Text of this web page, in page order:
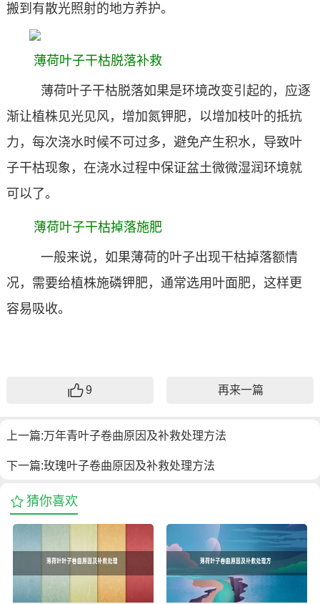
搬到有散光照射的地方养护。
薄荷叶子干枯脱落补救
薄荷叶子干枯脱落如果是环境改变引起的，应逐
渐让植株见光见风，增加氮钾肥，以增加枝叶的抵抗
力，每次浇水时候不可过多，避免产生积水，导致叶
子干枯现象，在浇水过程中保证盆土微微湿润环境就
可以了。
薄荷叶子干枯掉落施肥
一般来说，如果薄荷的叶子出现干枯掉落额情
况，需要给植株施磷钾肥，通常选用叶面肥，这样更
容易吸收。
9 再来一篇
上一篇:万年青叶子卷曲原因及补救处理方法
下一篇:玫瑰叶子卷曲原因及补救处理方法
猜你喜欢